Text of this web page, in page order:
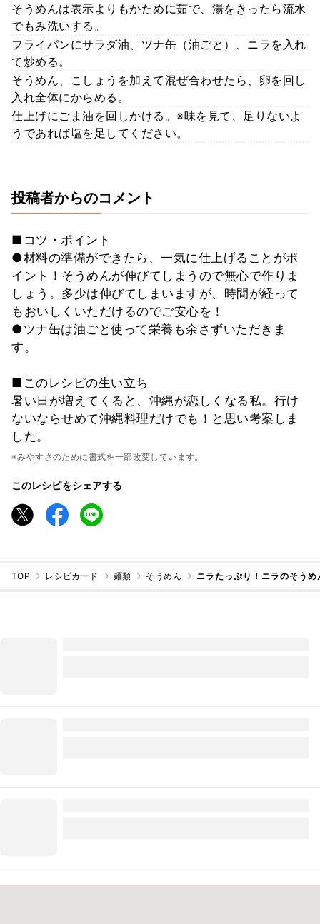
そうめんは表示よりもかために茹で、湯をきったら流水
でもみ洗いする。
フライパンにサラダ油、ツナ缶（油ごと）、ニラを入れ
て炒める。
そうめん、こしょうを加えて混ぜ合わせたら、卵を回し
入れ全体にからめる。
仕上げにごま油を回しかける。※味を見て、足りないよ
うであれば塩を足してください。
投稿者からのコメント
■コツ・ポイント
●材料の準備ができたら、一気に仕上げることがポ
イント！そうめんが伸びてしまうので無心で作りま
しょう。多少は伸びてしまいますが、時間が経って
もおいしくいただけるのでご安心を！
●ツナ缶は油ごと使って栄養も余さずいただきま
す。
■このレシピの生い立ち
暑い日が増えてくると、沖縄が恋しくなる私。行け
ないならせめて沖縄料理だけでも！と思い考案しま
した。
※みやすさのために書式を一部改変しています。
このレシピをシェアする
TOP レシピカード 麺類 そうめん ニラたっぷり！ニラのそう